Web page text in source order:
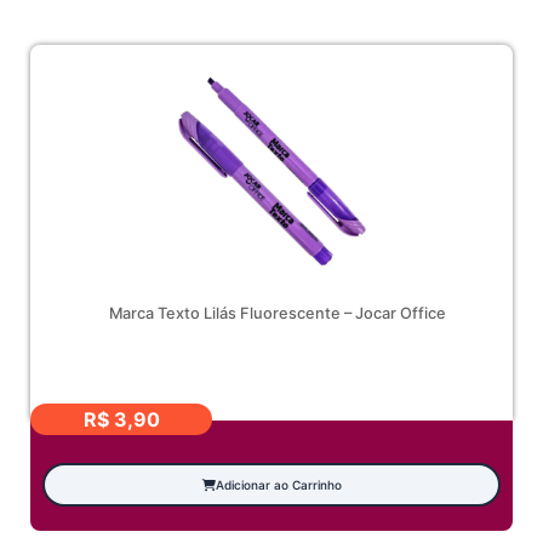
Marca Texto Lilás Fluorescente – Jocar Office
R$3,90
Adicionar ao Carrinho